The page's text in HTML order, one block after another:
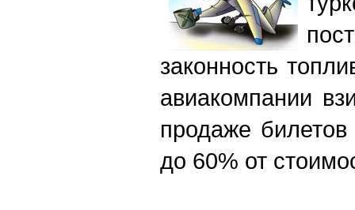
законность
авиакомпании
продаже
до 60% от